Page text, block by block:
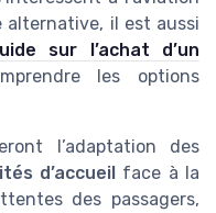
alternative, il est aussi
sur l’achat d’un
les options
l’adaptation des
d’accueil face à la
des passagers,